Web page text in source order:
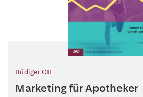
Rüdiger Ott
Marketing für Apotheker